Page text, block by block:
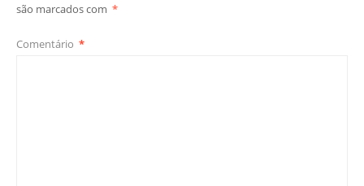
são marcados com *
Comentário *